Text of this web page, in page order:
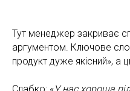
Тут менеджер закриває
аргументом. Ключове
продукт дуже якісний», а